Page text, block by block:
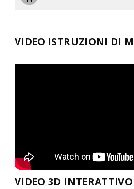
VIDEO ISTRUZIONI DI
VIDEO 3D INTERATTIVO